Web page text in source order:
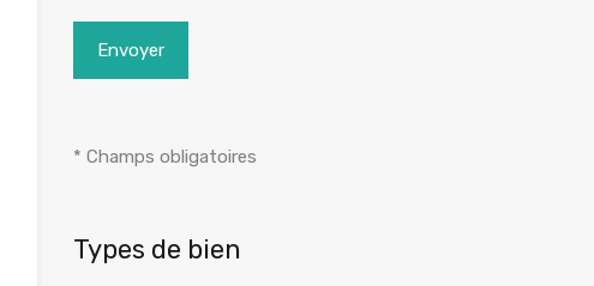
* Champs obligatoires
Types de bien